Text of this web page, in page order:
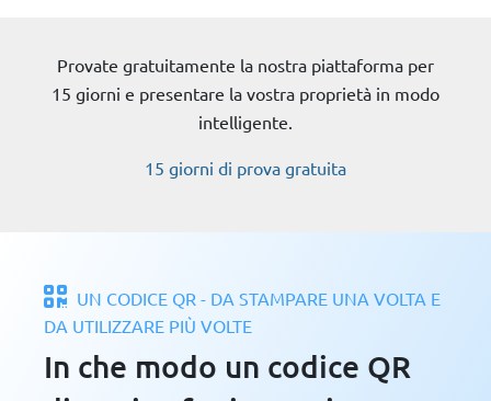
Provate gratuitamente la nostra piattaforma per
15 giorni e presentare la vostra proprietà in modo
intelligente.
15 giorni di prova gratuita
UN CODICE QR - DA STAMPARE UNA VOLTA E
DA UTILIZZARE PIÙ VOLTE
In che modo un codice QR